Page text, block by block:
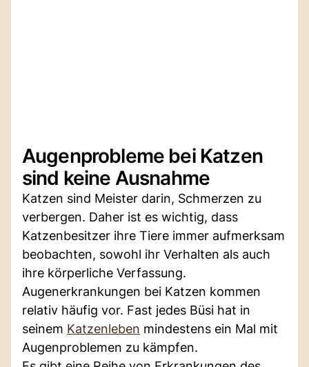
Augenprobleme bei Katzen
sind keine Ausnahme
Katzen sind Meister darin, Schmerzen zu
verbergen. Daher ist es wichtig, dass
Katzenbesitzer ihre Tiere immer aufmerksam
beobachten, sowohl ihr Verhalten als auch
ihre körperliche Verfassung.
Augenerkrankungen bei Katzen kommen
relativ häufig vor. Fast jedes Büsi hat in
seinem Katzenleben mindestens ein Mal mit
Augenproblemen zu kämpfen.